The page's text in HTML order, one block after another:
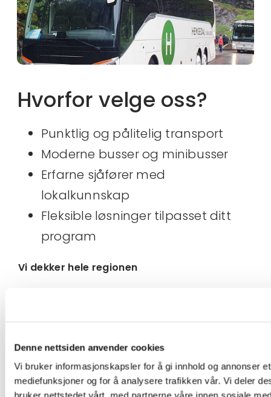
Denne nettsiden anvender cookies
Vi bruker informasjonskapsler for å gi innhold og annonser
mediefunksjoner og for å analysere trafikken vår. Vi deler
Hvorfor velge oss?
Punktlig og pålitelig transport
Moderne busser og minibusser
Erfarne sjåfører med
lokalkunnskap
Fleksible løsninger tilpasset ditt
program
Vi dekker hele regionen
Kontakt oss